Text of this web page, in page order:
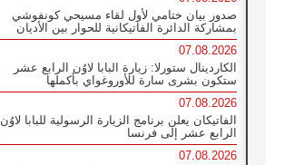
صدور بيان ختامي لأول لقاء مسيحي كونفوشي
بمشاركة الدائرة الفاتيكانية للحوار بين الأديان
07.08.2026
الكاردينال ستورلا: زيارة البابا لاوُن الرابع عشر
ستكون بشرى سارة للأوروغواي بأكملها
07.08.2026
الفاتيكان يعلن برنامج الزيارة الرسولية للبابا لاوُن
الرابع عشر إلى فرنسا
07.08.2026